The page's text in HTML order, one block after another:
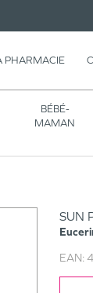
PHARMACIE
BÉBÉ-
MAMAN
SUN
EAN: